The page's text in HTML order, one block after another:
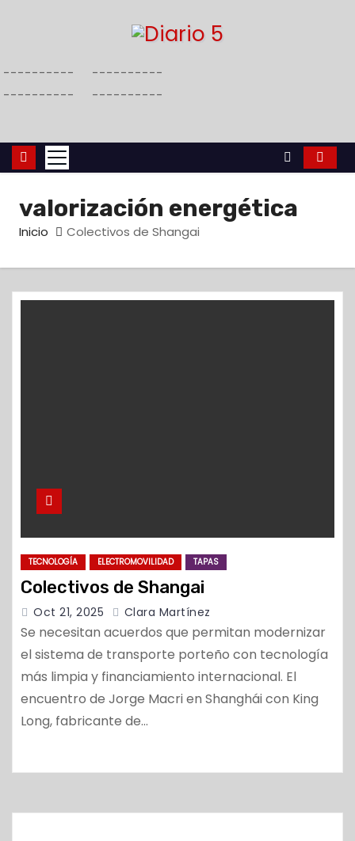
t
a
a
----------
----------
----------
----------
valorización energética
Inicio Colectivos de Shangai
TECNOLOGÍA ELECTROMOVILIDAD TAPAS
Colectivos de Shangai
Oct 21, 2025 Clara Martínez
Se necesitan acuerdos que permitan modernizar
el sistema de transporte porteño con tecnología
más limpia y financiamiento internacional. El
encuentro de Jorge Macri en Shanghái con King
Long, fabricante de…